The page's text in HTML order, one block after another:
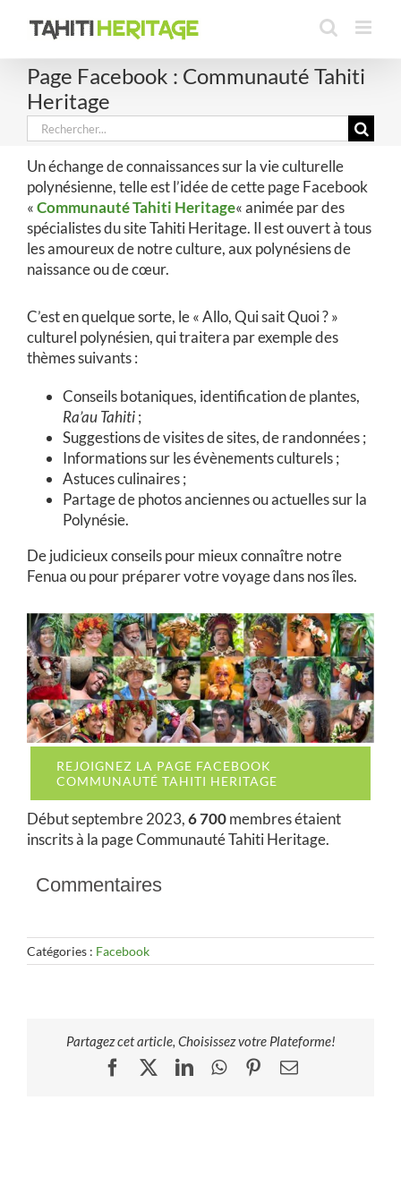
Page Facebook : Communauté Tahiti
Heritage
Rechercher:
Un échange de connaissances sur la vie culturelle
polynésienne, telle est l’idée de cette page Facebook
«Communauté Tahiti Heritage« animée par des
spécialistes du site Tahiti Heritage. Il est ouvert à tous
les amoureux de notre culture, aux polynésiens de
naissance ou de cœur.
C’est en quelque sorte, le « Allo, Qui sait Quoi ? »
culturel polynésien, qui traitera par exemple des
thèmes suivants :
Conseils botaniques, identification de plantes,
Ra’au Tahiti;
Suggestions de visites de sites, de randonnées ;
Informations sur les évènements culturels ;
Astuces culinaires ;
Partage de photos anciennes ou actuelles sur la
Polynésie.
De judicieux conseils pour mieux connaître notre
Fenua ou pour préparer votre voyage dans nos îles.
REJOIGNEZ LA PAGE FACEBOOK
COMMUNAUTÉ TAHITI HERITAGE
Début septembre 2023,6 700membres étaient
inscrits à la page Communauté Tahiti Heritage.
Commentaires
Catégories : Facebook
Partagez cet article, Choisissez votre Plateforme!
FacebookLinkedInWhatsApp
Pinterest
Email